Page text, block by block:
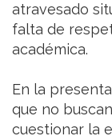
atravesado
falta de
académica.
En la
que no
cuestionar la